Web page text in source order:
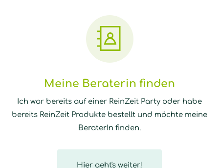
Meine Beraterin finden
Ich war bereits auf einer ReinZeit Party oder habe
bereits ReinZeit Produkte bestellt und möchte meine
BeraterIn finden.
Hier geht's weiter!